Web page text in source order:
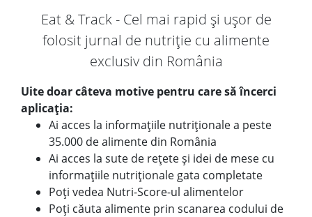
Eat & Track - Cel mai rapid și ușor de
folosit jurnal de nutriție cu alimente
exclusiv din România
Uite doar câteva motive pentru care să încerci
aplicația:
Ai acces la informațiile nutriționale a peste
35.000 de alimente din România
Ai acces la sute de rețete și idei de mese cu
informațiile nutriționale gata completate
Poți vedea Nutri-Score-ul alimentelor
Poți căuta alimente prin scanarea codului de